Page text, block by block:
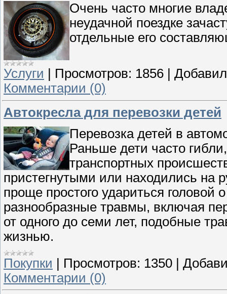
Очень часто многие
неудачной поездке
отдельные его
Услуги Просмотров: 1856
Комментарии (0)
Автокресла для перевозки детей
Перевозка детей в
Раньше дети часто
транспортных
пристегнутыми или находились на
проще простого удариться головой
разнообразные травмы, включая
от одного до семи лет, подобные
жизнью.
Покупки
Просмотров: 1350
Комментарии (0)